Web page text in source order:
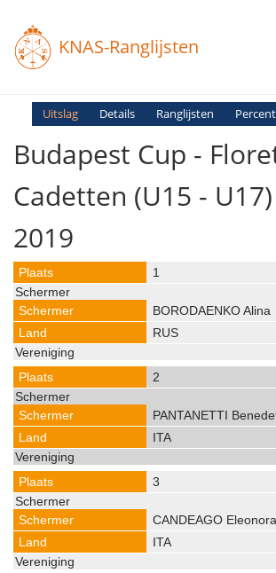
KNAS-Ranglijsten
Uitslag Details Ranglijsten
Budapest Cup -
Cadetten (U15 -
2019
1
BORODAENKO Alina
RUS
2
PANTANETTI
ITA
3
CANDEAGO Eleonora
ITA